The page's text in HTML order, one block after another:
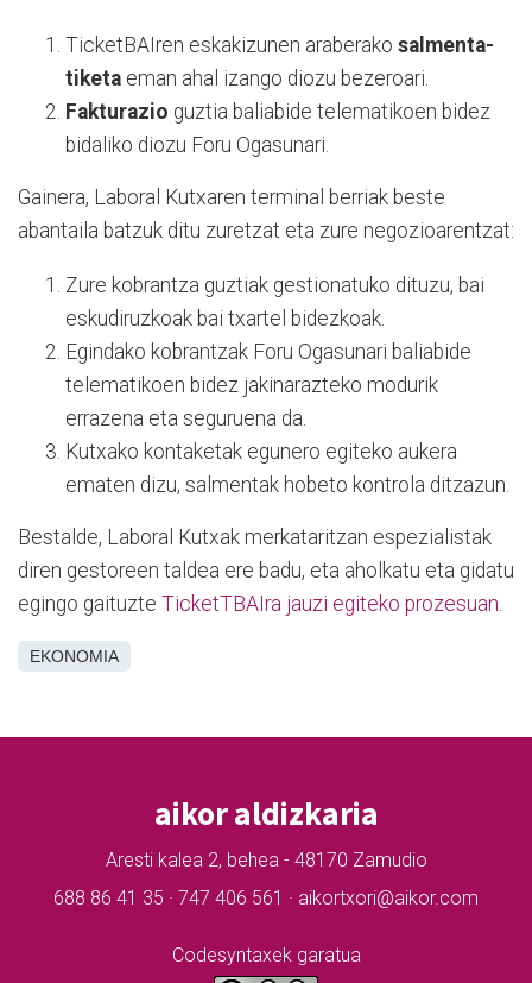
TicketBAIren eskakizunen araberako salmenta-
tiketa eman ahal izango diozu bezeroari.
Fakturazio guztia baliabide telematikoen bidez
bidaliko diozu Foru Ogasunari.
Gainera, Laboral Kutxaren terminal berriak beste
abantaila batzuk ditu zuretzat eta zure negozioarentzat:
Zure kobrantza guztiak gestionatuko dituzu, bai
eskudiruzkoak bai txartel bidezkoak.
Egindako kobrantzak Foru Ogasunari baliabide
telematikoen bidez jakinarazteko modurik
errazena eta seguruena da.
Kutxako kontaketak egunero egiteko aukera
ematen dizu, salmentak hobeto kontrola ditzazun.
Bestalde, Laboral Kutxak merkataritzan espezialistak
diren gestoreen taldea ere badu, eta aholkatu eta gidatu
egingo gaituzte TicketTBAIra jauzi egiteko prozesuan
EKONOMIA
aikor aldizkaria
Aresti kalea 2, behea - 48170 Zamudio
688 86 41 35 · 747 406 561 · aikortxori@aikor.com
Codesyntaxek garatua